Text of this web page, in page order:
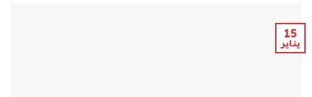
15
يناير